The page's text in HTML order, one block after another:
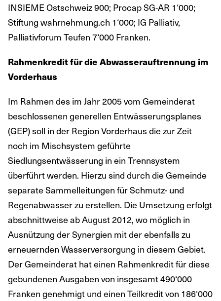
INSIEME Ostschweiz 900; Procap SG-AR 1‘000;
Stiftung wahrnehmung.ch 1‘000; IG Palliativ,
Palliativforum Teufen 7‘000 Franken.
Rahmenkredit für die Abwasserauftrennung im
Vorderhaus
Im Rahmen des im Jahr 2005 vom Gemeinderat
beschlossenen generellen Entwässerungsplanes
(GEP) soll in der Region Vorderhaus die zur Zeit
noch im Mischsystem geführte
Siedlungsentwässerung in ein Trennsystem
überführt werden. Hierzu sind durch die Gemeinde
separate Sammelleitungen für Schmutz- und
Regenabwasser zu erstellen. Die Umsetzung erfolgt
abschnittweise ab August 2012, wo möglich in
Ausnützung der Synergien mit der ebenfalls zu
erneuernden Wasserversorgung in diesem Gebiet.
Der Gemeinderat hat einen Rahmenkredit für diese
gebundenen Ausgaben von insgesamt 490‘000
Franken genehmigt und einen Teilkredit von 186‘000